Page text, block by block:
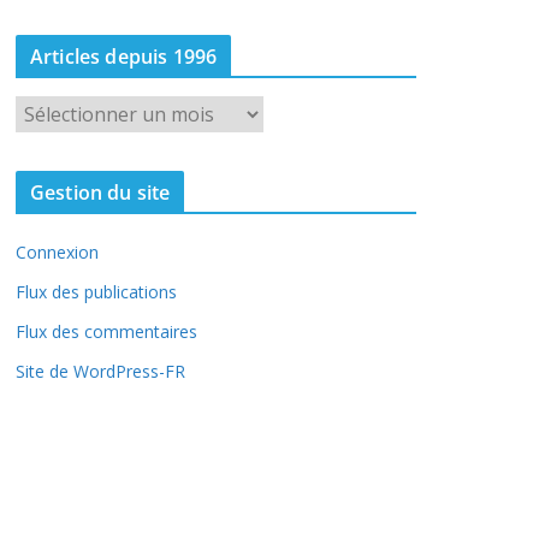
Articles depuis 1996
r
t
l
e
s
e
Gestion du site
Connexion
Flux des publications
Flux des commentaires
Site de WordPress-FR